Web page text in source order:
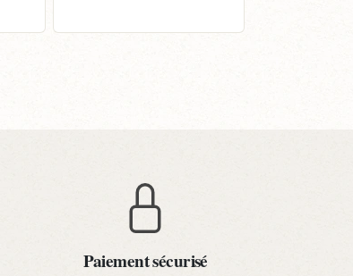
Paiement sécurisé